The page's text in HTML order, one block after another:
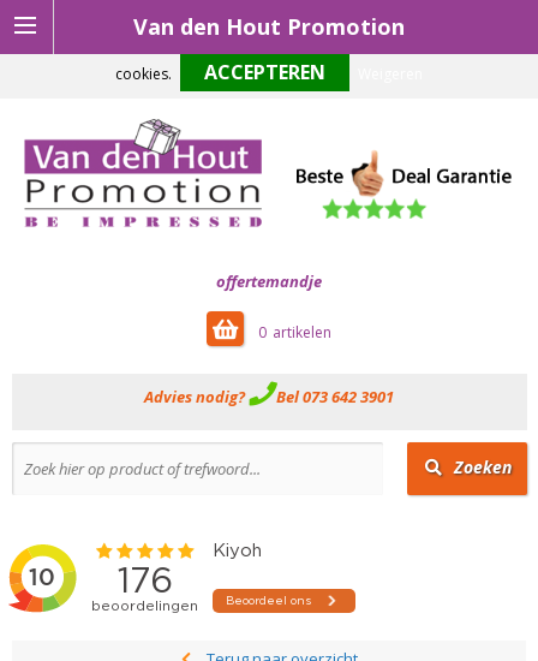
Van den Hout Promotion
offertemandje
0
Advies nodig? Bel 073 642 3901
Zoeken
Om onze website optimaal te laten functioneren maken wij gebruik van
cookies.